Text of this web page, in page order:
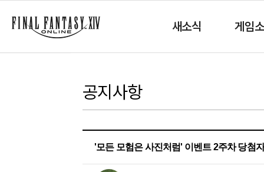
새소식 게임
공지사항
'모든 모험은 사진처럼' 이벤트 2주차 당첨